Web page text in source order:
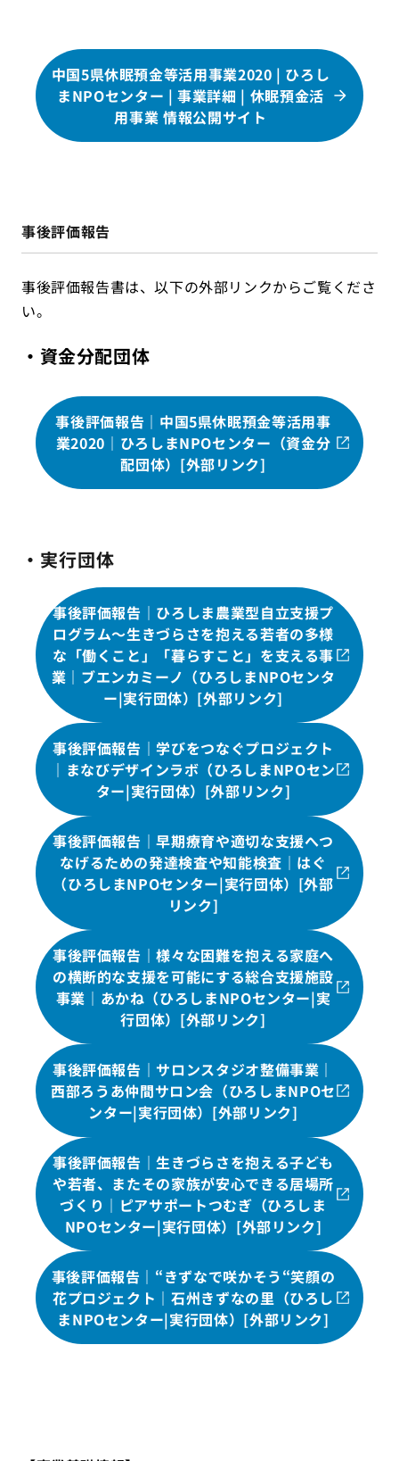
中国5県休眠預金等活用事業2020 | ひろし
まNPOセンター | 事業詳細 | 休眠預金活
用事業 情報公開サイト
事後評価報告
事後評価報告書は、以下の外部リンクからご覧くださ
い。
・資金分配団体
事後評価報告｜中国5県休眠預金等活用事
業2020｜ひろしまNPOセンター（資金分
配団体）[外部リンク]
・実行団体
事後評価報告｜ひろしま農業型自立支援プ
ログラム～生きづらさを抱える若者の多様
な「働くこと」「暮らすこと」を支える事
業｜ブエンカミーノ（ひろしまNPOセンタ
ー|実行団体）[外部リンク]
事後評価報告｜学びをつなぐプロジェクト
｜まなびデザインラボ（ひろしまNPOセン
ター|実行団体）[外部リンク]
事後評価報告｜早期療育や適切な支援へつ
なげるための発達検査や知能検査｜はぐ
（ひろしまNPOセンター|実行団体）[外部
リンク]
事後評価報告｜様々な困難を抱える家庭へ
の横断的な支援を可能にする総合支援施設
事業｜あかね（ひろしまNPOセンター|実
行団体）[外部リンク]
事後評価報告｜サロンスタジオ整備事業｜
西部ろうあ仲間サロン会（ひろしまNPOセ
ンター|実行団体）[外部リンク]
事後評価報告｜生きづらさを抱える子ども
や若者、またその家族が安心できる居場所
づくり｜ピアサポートつむぎ（ひろしま
NPOセンター|実行団体）[外部リンク]
事後評価報告｜“きずなで咲かそう“笑顔の
花プロジェクト｜石州きずなの里（ひろし
まNPOセンター|実行団体）[外部リンク]